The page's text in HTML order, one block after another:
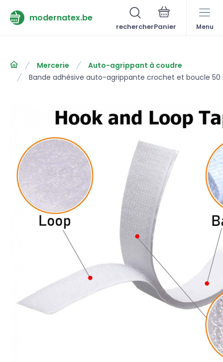
modernatex.be
rechercher Menu
Mercerie
Auto-agrippant à coudre
Bande adhésive auto-agrippante crochet et boucle